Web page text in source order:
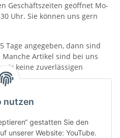
nutzen
gestatten Sie den
unserer Website: YouTube.
Geschäftszeiten geöffnet Mo-
Uhr. Sie können uns gern
Tage angegeben, dann sind
Artikel sind bei uns
keine zuverlässigen